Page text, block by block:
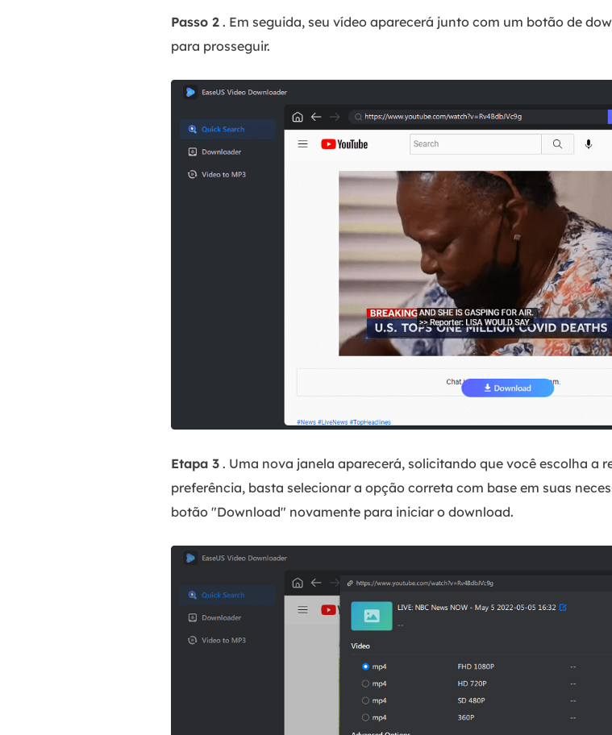
Passo 2 . Em seguida, seu vídeo aparecerá junto com um botão de
para prosseguir.
Etapa 3 . Uma nova janela aparecerá, solicitando que você escolha a
preferência, basta selecionar a opção correta com base em suas
botão "Download" novamente para iniciar o download.